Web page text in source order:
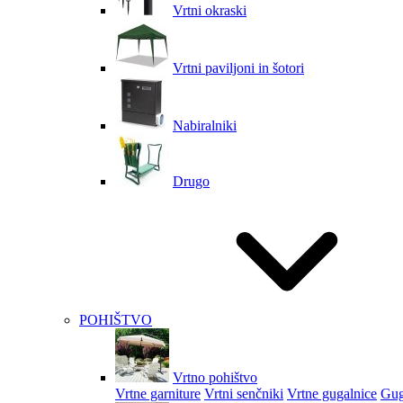
Vrtni okraski
Vrtni paviljoni in šotori
Nabiralniki
Drugo
POHIŠTVO
Vrtno pohištvo
Vrtne garniture Vrtni senčniki Vrtne gugalnice